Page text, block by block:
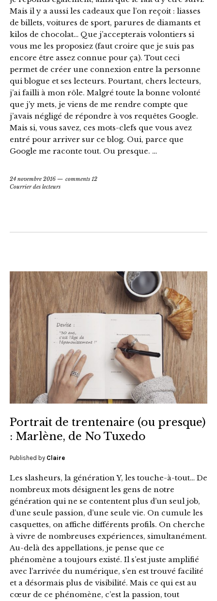
Mais il y a aussi les cadeaux que l’on reçoit : liasses
de billets, voitures de sport, parures de diamants et
kilos de chocolat… Que j’accepterais volontiers si
vous me les proposiez (faut croire que je suis pas
encore être assez connue pour ça). Tout ceci
permet de créer une connexion entre la personne
qui blogue et ses lecteurs. Pourtant, chers lecteurs,
j’ai failli à mon rôle. Malgré toute la bonne volonté
que j’y mets, je viens de me rendre compte que
j’avais négligé de répondre à vos requêtes Google.
Mais si, vous savez, ces mots-clefs que vous avez
entré pour arriver sur ce blog. Oui, parce que
Google me raconte tout. Ou presque. …
24 novembre 2016
comments 12
Courrier des lecteurs
Portrait de trentenaire (ou presque)
: Marlène, de No Tuxedo
Published by Claire
Les slasheurs, la génération Y, les touche-à-tout… De
nombreux mots désignent les gens de notre
génération qui ne se contentent plus d’un seul job,
d’une seule passion, d’une seule vie. On cumule les
casquettes, on affiche différents profils. On cherche
à vivre de nombreuses expériences, simultanément.
Au-delà des appellations, je pense que ce
phénomène a toujours existé. Il s’est juste amplifié
avec l’arrivée du numérique, s’en est trouvé facilité
et a désormais plus de visibilité. Mais ce qui est au
cœur de ce phénomène, c’est la passion, tout